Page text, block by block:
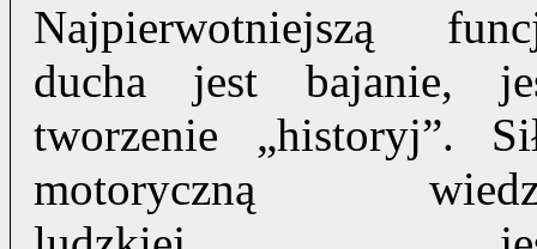
Najpierwotniejszą
ducha jest bajanie,
tworzenie „historyj”.
motoryczną